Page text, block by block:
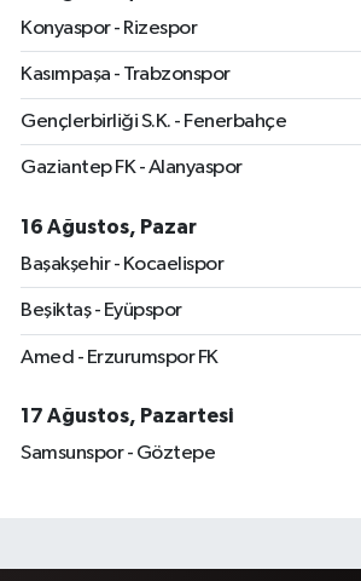
Konyaspor - Rizespor
Kasımpaşa - Trabzonspor
Gençlerbirliği S.K. - Fenerbahçe
Gaziantep FK - Alanyaspor
16 Ağustos, Pazar
Başakşehir - Kocaelispor
Beşiktaş - Eyüpspor
Amed - Erzurumspor FK
17 Ağustos, Pazartesi
Samsunspor - Göztepe